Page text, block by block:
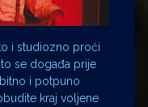
i studiozno proći
se događa prije
i potpuno
kraj voljene